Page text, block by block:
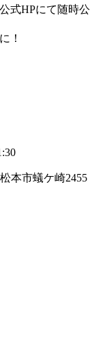
式HPにて随時公
！
本市蟻ケ崎2455